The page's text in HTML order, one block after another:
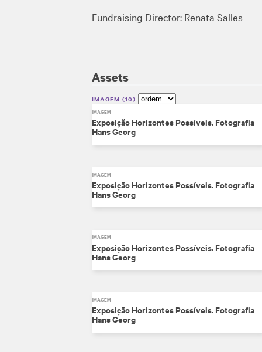
Fundraising Director: Renata Salles
Assets
IMAGEM 10
IMAGEM
Exposição Horizontes Possíveis. Fotografia
Hans Georg
IMAGEM
Exposição Horizontes Possíveis. Fotografia
Hans Georg
IMAGEM
Exposição Horizontes Possíveis. Fotografia
Hans Georg
IMAGEM
Exposição Horizontes Possíveis. Fotografia
Hans Georg